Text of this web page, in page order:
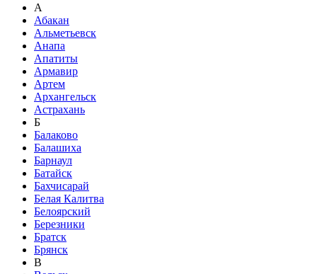
А
Абакан
Альметьевск
Анапа
Апатиты
Армавир
Артем
Архангельск
Астрахань
Б
Балаково
Балашиха
Барнаул
Батайск
Бахчисарай
Белая Калитва
Белоярский
Березники
Братск
Брянск
В